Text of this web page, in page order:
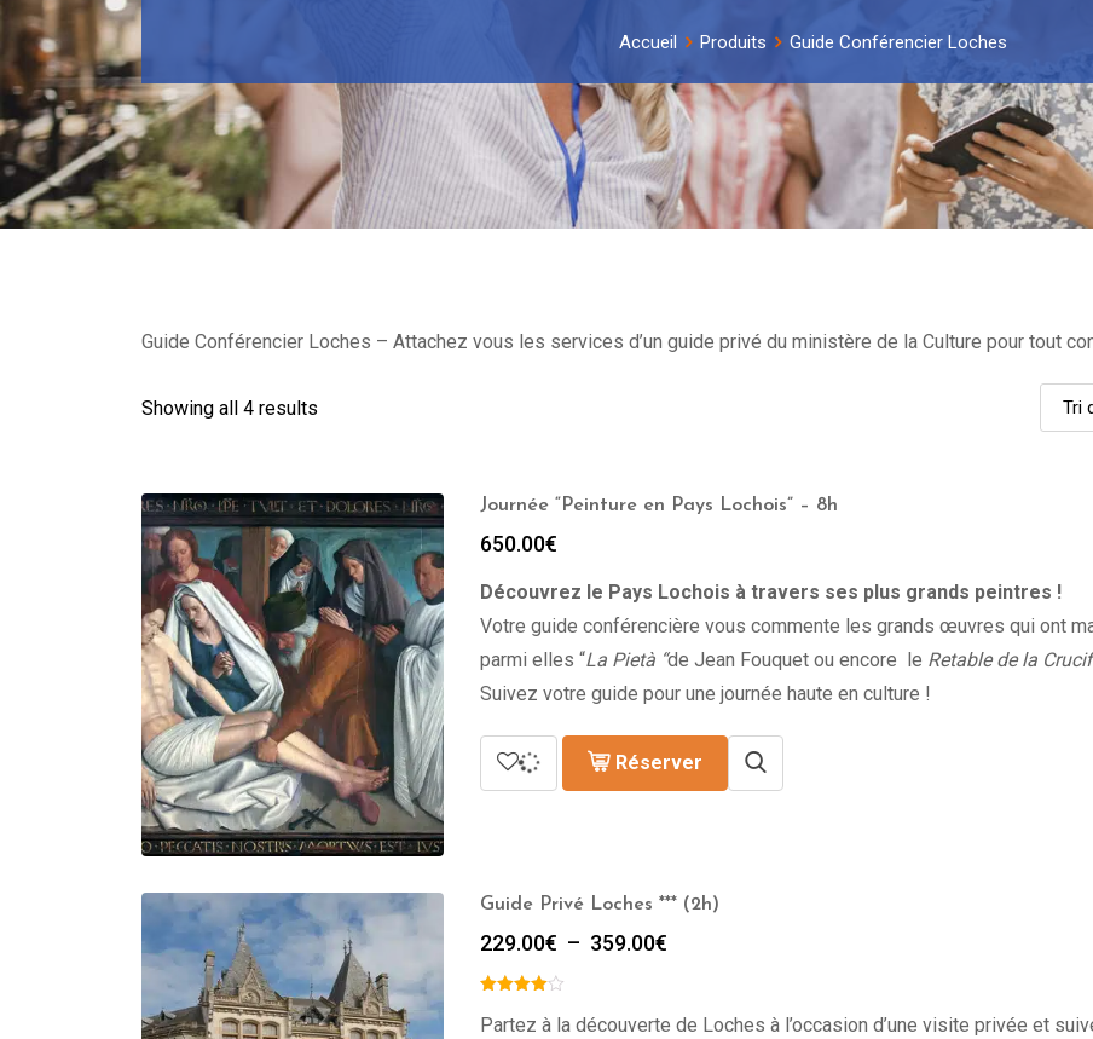
Accueil Produits Guide Conférencier Loches
Guide Conférencier Loches – Attachez vous les services d’un guide privé du ministère de la Culture pour tout
Showing all 4 results
Journée “Peinture en Pays Lochois” – 8h
650.00€
Découvrez le Pays Lochois à travers ses plus grands peintres !
Votre guide conférencière vous commente les grands œuvres qui ont
parmi elles “La Pietà “de Jean Fouquet ou encore le Retable de la
Suivez votre guide pour une journée haute en culture !
Réserver
Guide Privé Loches *** (2h)
229.00€ – 359.00€
229.00€
Partez à la découverte de Loches à l’occasion d’une visite privée et